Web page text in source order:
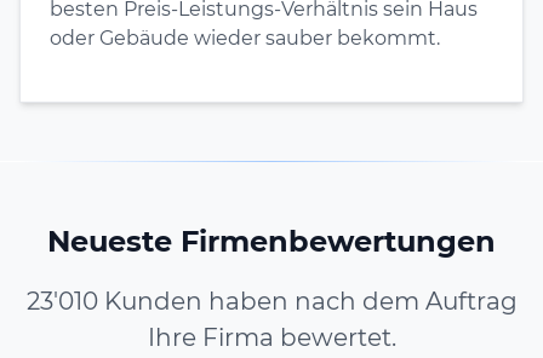
besten Preis-Leistungs-Verhältnis sein Haus
oder Gebäude wieder sauber bekommt.
Neueste Firmenbewertungen
23'010 Kunden haben nach dem Auftrag
Ihre Firma bewertet.